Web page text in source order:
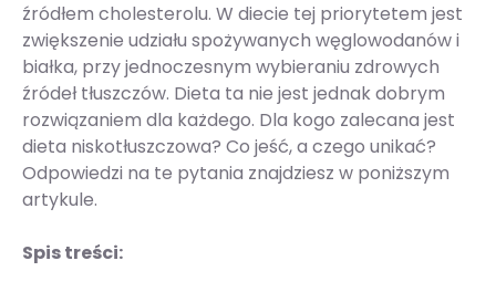
źródłem cholesterolu. W diecie tej priorytetem jest
zwiększenie udziału spożywanych węglowodanów i
białka, przy jednoczesnym wybieraniu zdrowych
źródeł tłuszczów. Dieta ta nie jest jednak dobrym
rozwiązaniem dla każdego. Dla kogo zalecana jest
dieta niskotłuszczowa? Co jeść, a czego unikać?
Odpowiedzi na te pytania znajdziesz w poniższym
artykule.
Spis treści: